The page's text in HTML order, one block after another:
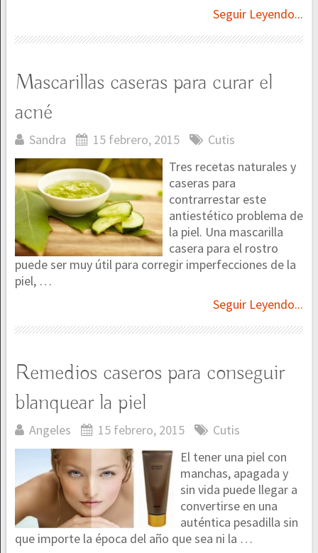
Seguir Leyendo...
Mascarillas caseras para curar el
acné
Sandra 15 febrero, 2015
Cutis
Tres recetas naturales y
caseras para
contrarrestar este
antiestético problema de
la piel. Una mascarilla
casera para el rostro
puede ser muy útil para corregir imperfecciones de la
piel, …
Seguir Leyendo...
Remedios caseros para conseguir
blanquear la piel
Angeles 15 febrero, 2015
Cutis
El tener una piel con
manchas, apagada y
sin vida puede llegar a
convertirse en una
auténtica pesadilla sin
que importe la época del año que sea ni la …